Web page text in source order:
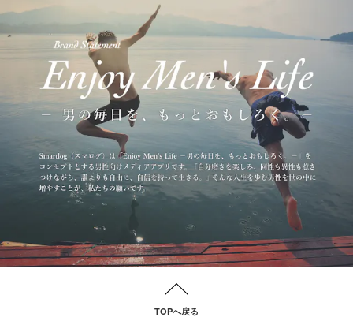
TOPへ戻る